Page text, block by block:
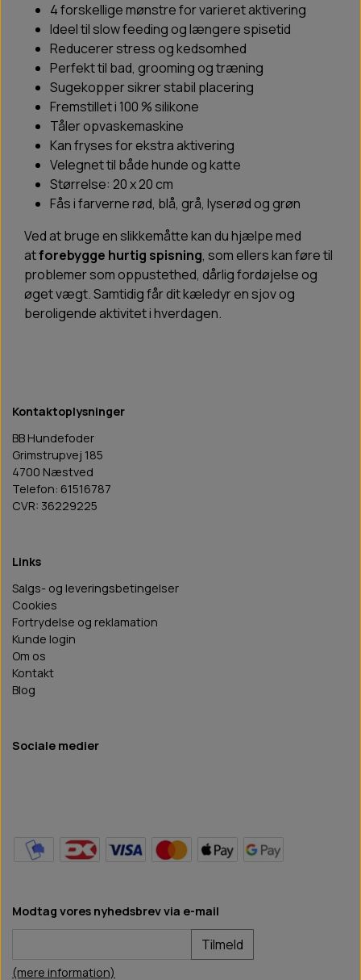
4 forskellige mønstre for varieret aktivering
Ideel til slow feeding og længere spisetid
Reducerer stress og kedsomhed
Perfekt til bad, grooming og træning
Sugekopper sikrer stabil placering
Fremstillet i 100 % silikone
Tåler opvaskemaskine
Kan fryses for ekstra aktivering
Velegnet til både hunde og katte
Størrelse: 20 x 20 cm
Fås i farverne rød, blå, grå, lyserød og grøn
Ved at bruge en slikkemåtte kan du hjælpe med
atforebygge hurtig spisning, som ellers kan føre til
problemer som oppustethed, dårlig fordøjelse og
øget vægt. Samtidig får dit kæledyr en sjov og
beroligende aktivitet i hverdagen.
Kontaktoplysninger
BB Hundefoder
Grimstrupvej 185
4700 Næstved
Telefon: 61516787
CVR: 36229225
Links
Salgs- og leveringsbetingelser
Cookies
Fortrydelse og reklamation
Kunde login
Om os
Kontakt
Blog
Sociale medier
Modtag vores nyhedsbrev via e-mail
Tilmeld
(mere information)